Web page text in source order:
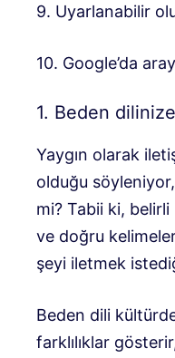
9. Uyarlanabilir
10. Google’da
1. Beden
Yaygın olarak
olduğu
mi? Tabii ki,
ve doğru
şeyi iletmek
Beden dili
farklılıklar